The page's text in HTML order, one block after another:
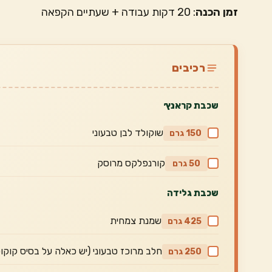
זמן הכנה: 20 דקות עבודה + שעתיים הקפאה
רכיבים
שכבת קראנץ׳
150 גרם שוקולד לבן טבעוני
50 גרם קורנפלקס מרוסק
שכבת גלידה
425 גרם שמנת צמחית
250 גרם חלב מרוכז טבעוני (יש כאלה על בסיס